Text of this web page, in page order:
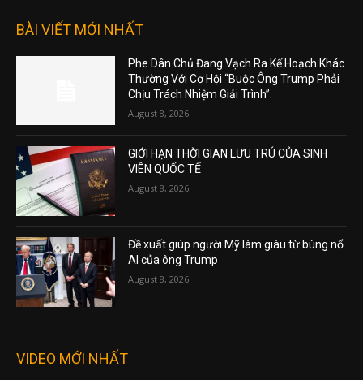
BÀI VIẾT MỚI NHẤT
Phe Dân Chủ Đang Vạch Ra Kế Hoạch Khác
Thường Với Cơ Hội “Buộc Ông Trump Phải
Chịu Trách Nhiệm Giải Trình”.
August 8, 2026
GIỚI HẠN THỜI GIAN LƯU TRÚ CỦA SINH
VIÊN QUỐC TẾ
August 8, 2026
Đề xuất giúp người Mỹ làm giàu từ bùng nổ
AI của ông Trump
August 8, 2026
VIDEO MỚI NHẤT